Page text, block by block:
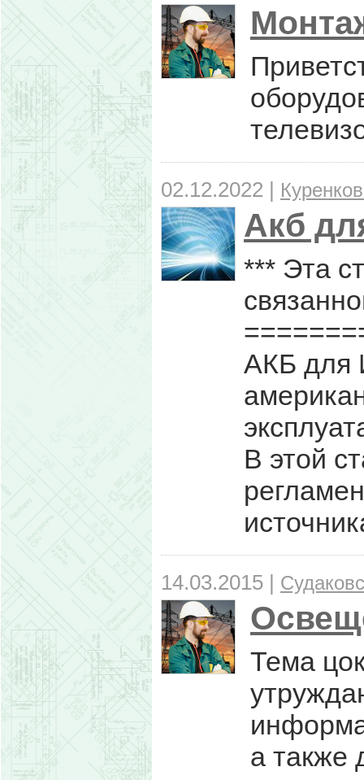
02.12.2022 |
Акб
*** Эта
АКБ для
В этой
14.03.2015 |
Тема
а также